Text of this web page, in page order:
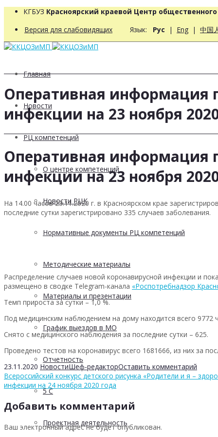
КГБУЗ Красноярский краевой Центр
Версия для слабовидящих Язык: Рус | Eng | 中国
Главная
Новости
РЦ компетенций
О центре компетенций
Новости РЦК
Нормативные документы РЦ компетенций
Методические материалы
Материалы и презентации
График выездов в МО
Отчетность
5 С
Проектная деятельность
Оперативная информация
инфекции на 23 ноября
Оперативная информация
инфекции на 23 ноября
На 14.00 часов 23.11.2020 г. в Красноярском крае
последние сутки зарегистрировано 335 случаев заболевания.
Распределение случаев новой коронавирусной инфекции и
размещено в сводке Telegram-канала «Роспотребнадзор
Темп прироста за сутки – 1,0 %.
Под медицинским наблюдением на дому находится всего 9772
Снято с медицинского наблюдения за последние сутки – 625.
Проведено тестов на коронавирус всего 1681666, из них за
23.11.2020 НовостиШеф-редакторОставить комментарий
Всероссийский конкурс детского рисунка «Родители и я –
инфекции на 24 ноября 2020 года
Добавить комментарий
Ваш электронный адрес не будет опубликован.